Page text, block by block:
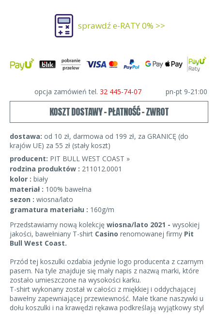
sprawdź e-RATY 0% >>
opcja zamówień tel. 32 445-74-07 pn-pt 9-21:00
KOSZT DOSTAWY - PŁATNOŚĆ - ZWROT
dostawa: od 10 zł, darmowa od 199 zł, za GRANICĘ (do
krajów UE) za 55 zł (stały koszt)
producent: PIT BULL WEST COAST »
rodzina produktów : 211012.0001
kolor : biały
materiał : 100% bawełna
sezon : wiosna/lato
gramatura materiału : 160g/m
Przedstawiamy nową kolekcję wiosna/lato 2021 - wysokiej
jakości, bawełniany T-shirt Casino renomowanej firmy Pit
Bull West Coast.
Przód tej koszulki ozdabia jedynie logo producenta z czarnym
pasem. Na tyle znajduje się mały napis z nazwą marki, które
zostało umieszczone na wysokości karku.
T-shirt wykonany został w całości z miękkiej i oddychającej
bawełny zapewniającej przewiewność. Małe tkane naszywki u
dołu koszulki i na krawędzi rękawa podkreślają wyjątkowy styl